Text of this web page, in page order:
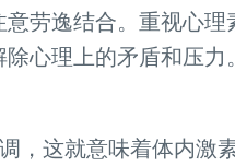
劳逸结合。重视心理
心理上的矛盾和压力
，这就意味着体内激